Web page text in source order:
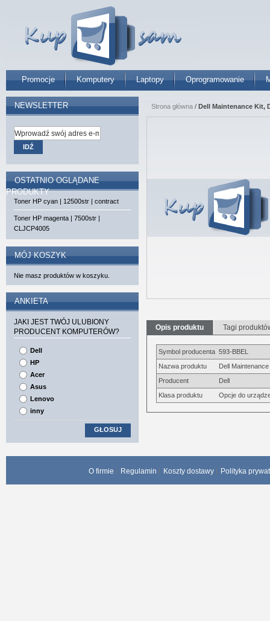
Promocje Komputery Laptopy Oprogramowanie
Strona główna / Dell Maintenance Kit,
Opis produktu Tagi
Symbol producenta 593-BBEL
Nazwa produktu
Dell
Producent
Dell
Klasa produktu
Opcje do
NEWSLETTER
IDŹ
OSTATNIO OGLĄDANE
PRODUKTY
Toner HP cyan | 12500str | contract
Toner HP magenta | 7500str |
CLJCP4005
MÓJ KOSZYK
Nie masz produktów w koszyku.
ANKIETA
JAKI JEST TWÓJ ULUBIONY
PRODUCENT KOMPUTERÓW?
Dell
HP
Acer
Asus
Lenovo
inny
GŁOSUJ
O firmie Regulamin Koszty dostawy Polityka